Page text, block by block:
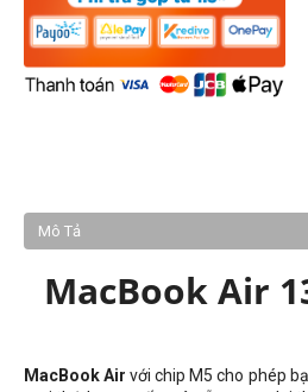
Mô Tả
MacBook Air
MacBook Air với chip M5 cho phép